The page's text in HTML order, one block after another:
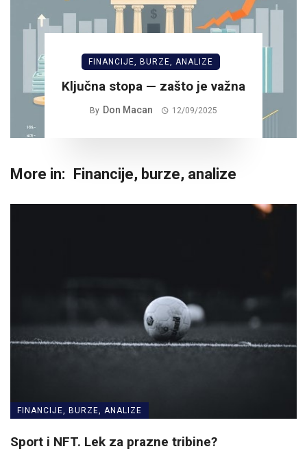
FINANCIJE, BURZE, ANALIZE
Ključna stopa — zašto je važna
By Don Macan 12/09/2025
More in: Financije, burze, analize
FINANCIJE, BURZE, ANALIZE
Sport i NFT. Lek za prazne tribine?